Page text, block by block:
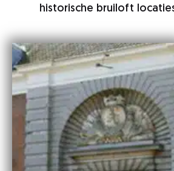
historische bruiloft